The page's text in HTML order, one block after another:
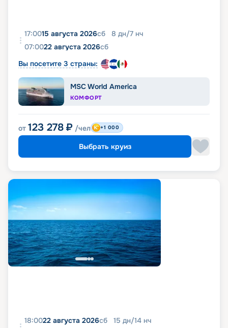
17:0015 августа 2026сб 8 дн/7 нч
07:0022 августа 2026сб
Вы посетите 3 страны:
MSC World America
КОМФОРТ
от 123 278 ₽ /чел +1 000
Выбрать круиз
18:0022 августа 2026сб 15 дн/14 нч